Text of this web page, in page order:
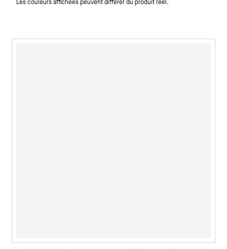
Les couleurs affichées peuvent différer du produit réel.